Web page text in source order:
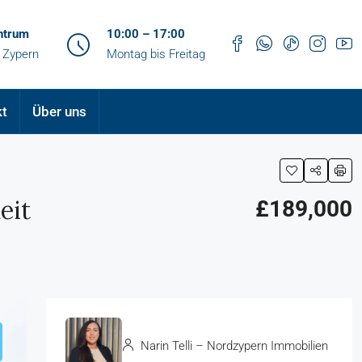
10:00 – 17:00
Montag bis Freitag
Über uns
£189,000
Narin Telli – Nordzypern Immobilien